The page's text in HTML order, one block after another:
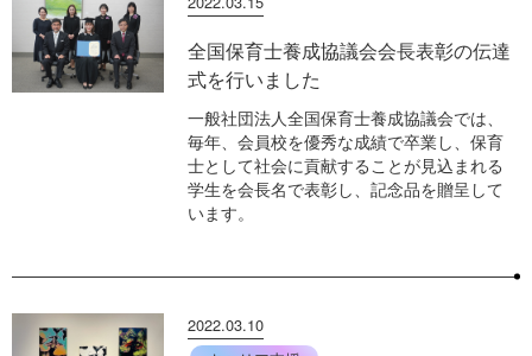
全国保育士養成協議会会長表彰の伝達
式を行いました
一般社団法人全国保育士養成協議会では、
毎年、会員校を優秀な成績で卒業し、保育
士として社会に貢献することが見込まれる
学生を会長名で表彰し、記念品を贈呈して
います。
2022.03.10